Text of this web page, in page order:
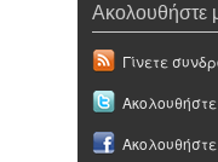
Ακολουθήστε
Γίνετε